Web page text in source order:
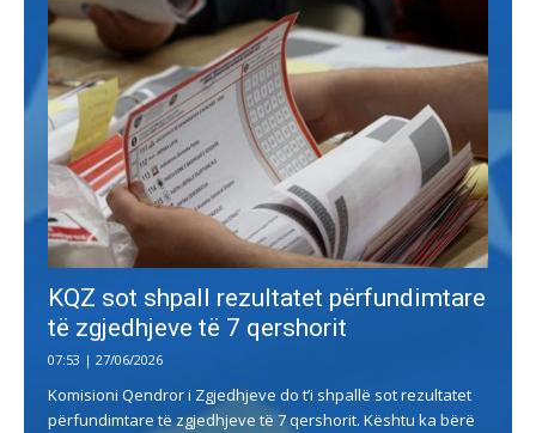
KQZ sot shpall rezultatet përfundimtare
të zgjedhjeve të 7 qershorit
07:53 | 27/06/2026
Komisioni Qendror i Zgjedhjeve do t’i shpallë sot rezultatet
përfundimtare të zgjedhjeve të 7 qershorit. Kështu ka bërë